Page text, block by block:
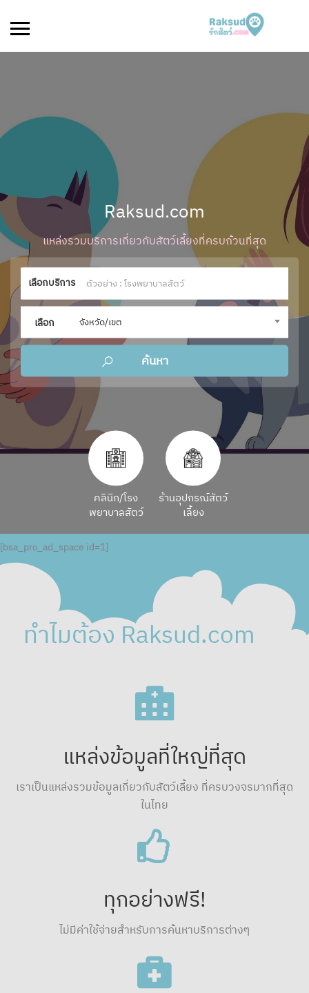
Raksud.com
แหล่งรวมบริการเกี่ยวกับสัตว์เลี้ยงที่ครบถ้วนที่สุด
เลือกบริการ
เลือก จังหวัด/เขต
คลินิก/โรง
พยาบาลสัตว์
ร้านอุปกรณ์สัตว์
เลี้ยง
[bsa_pro_ad_space id=1]
ทำไมต้อง Raksud.com
แหล่งข้อมูลที่ใหญ่ที่สุด
เราเป็นแหล่งรวมข้อมูลเกี่ยวกับสัตว์เลี้ยง ที่ครบวงจรมากที่สุด
ในไทย
ทุกอย่างฟรี!
ไม่มีค่าใช้จ่ายสำหรับการค้นหาบริการต่างๆ